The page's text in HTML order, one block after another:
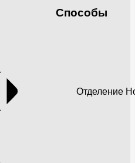
Способы
Отделение